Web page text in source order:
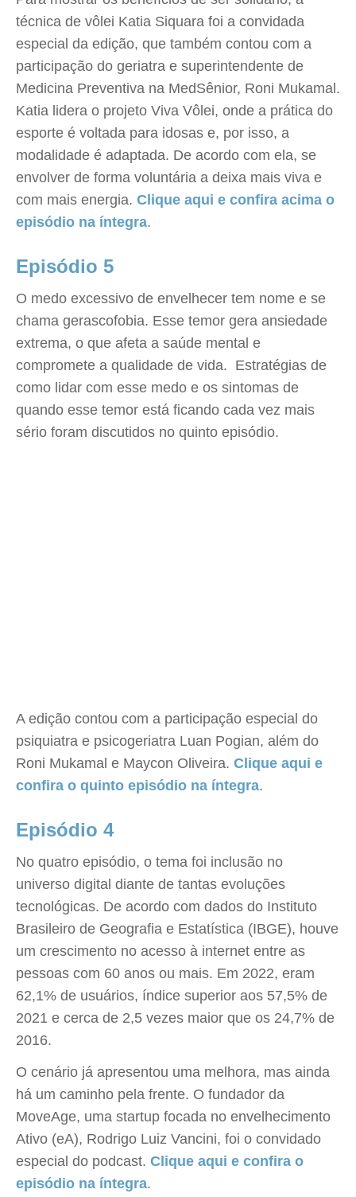
técnica de vôlei Katia Siquara foi a convidada
especial da edição, que também contou com a
participação do geriatra e superintendente de
Medicina Preventiva na MedSênior, Roni Mukamal.
Katia lidera o projeto Viva Vôlei, onde a prática do
esporte é voltada para idosas e, por isso, a
modalidade é adaptada. De acordo com ela, se
envolver de forma voluntária a deixa mais viva e
com mais energia. Clique aqui e confira acima o
episódio na íntegra.
Episódio 5
O medo excessivo de envelhecer tem nome e se
chama gerascofobia. Esse temor gera ansiedade
extrema, o que afeta a saúde mental e
compromete a qualidade de vida. Estratégias de
como lidar com esse medo e os sintomas de
quando esse temor está ficando cada vez mais
sério foram discutidos no quinto episódio.
A edição contou com a participação especial do
psiquiatra e psicogeriatra Luan Pogian, além do
Roni Mukamal e Maycon Oliveira. Clique aqui e
confira o quinto episódio na íntegra.
Episódio 4
No quatro episódio, o tema foi inclusão no
universo digital diante de tantas evoluções
tecnológicas. De acordo com dados do Instituto
Brasileiro de Geografia e Estatística (IBGE), houve
um crescimento no acesso à internet entre as
pessoas com 60 anos ou mais. Em 2022, eram
62,1% de usuários, índice superior aos 57,5% de
2021 e cerca de 2,5 vezes maior que os 24,7% de
2016.
O cenário já apresentou uma melhora, mas ainda
há um caminho pela frente. O fundador da
MoveAge, uma startup focada no envelhecimento
Ativo (eA), Rodrigo Luiz Vancini, foi o convidado
especial do podcast. Clique aqui e confira o
episódio na íntegra.